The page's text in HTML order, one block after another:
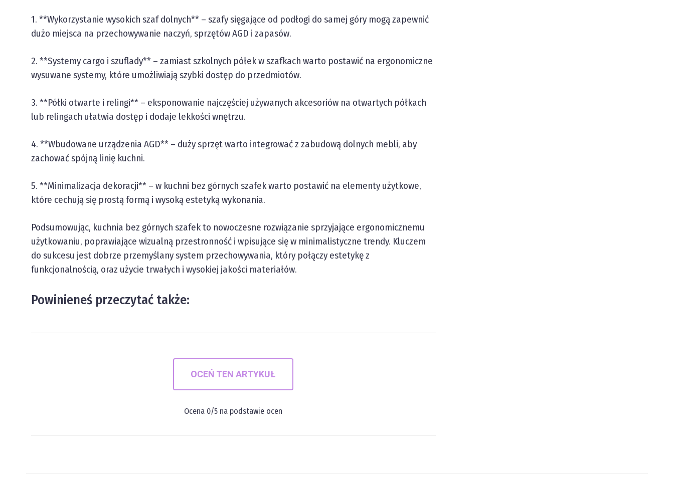
1. **Wykorzystanie wysokich szaf dolnych** – szafy sięgające od podłogi do samej góry mogą zapewnić
dużo miejsca na przechowywanie naczyń, sprzętów AGD i zapasów.
2. **Systemy cargo i szuflady** – zamiast szkolnych półek w szafkach warto postawić na ergonomiczne
wysuwane systemy, które umożliwiają szybki dostęp do przedmiotów.
3. **Półki otwarte i relingi** – eksponowanie najczęściej używanych akcesoriów na otwartych półkach
lub relingach ułatwia dostęp i dodaje lekkości wnętrzu.
4. **Wbudowane urządzenia AGD** – duży sprzęt warto integrować z zabudową dolnych mebli, aby
zachować spójną linię kuchni.
5. **Minimalizacja dekoracji** – w kuchni bez górnych szafek warto postawić na elementy użytkowe,
które cechują się prostą formą i wysoką estetyką wykonania.
Podsumowując, kuchnia bez górnych szafek to nowoczesne rozwiązanie sprzyjające ergonomicznemu
użytkowaniu, poprawiające wizualną przestronność i wpisujące się w minimalistyczne trendy. Kluczem
do sukcesu jest dobrze przemyślany system przechowywania, który połączy estetykę z
funkcjonalnością, oraz użycie trwałych i wysokiej jakości materiałów.
Powinieneś przeczytać także:
OCEŃ TEN ARTYKUŁ
Ocena 0/5 na podstawie ocen